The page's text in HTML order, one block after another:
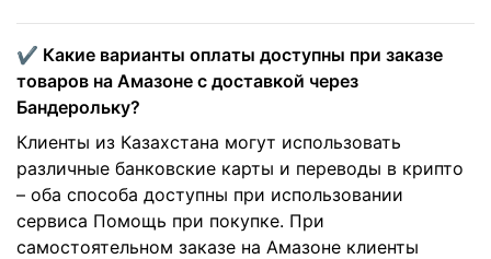
✔️ Какие варианты оплаты доступны при заказе
товаров на Амазоне с доставкой через
Бандерольку?
Клиенты из Казахстана могут использовать
различные банковские карты и переводы в крипто
– оба способа доступны при использовании
сервиса Помощь при покупке. При
самостоятельном заказе на Амазоне клиенты